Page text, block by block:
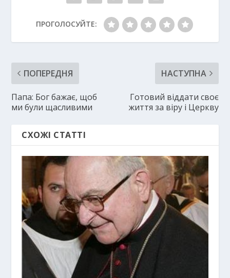
ПРОГОЛОСУЙТЕ:
ПОПЕРЕДНЯ
Папа: Бог бажає, щоб
ми були щасливими
НАСТУПНА
Готовий віддати своє
життя за віру і Церкву
СХОЖІ СТАТТІ